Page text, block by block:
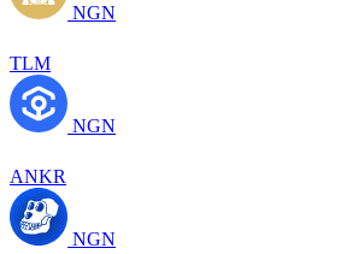
NGN
TLM
NGN
ANKR
NGN